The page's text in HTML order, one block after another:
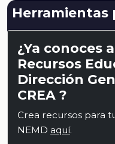
Herramientas
¿Ya conoces
Recursos
Dirección
CREA ?
Crea recursos para
NEMD aquí.